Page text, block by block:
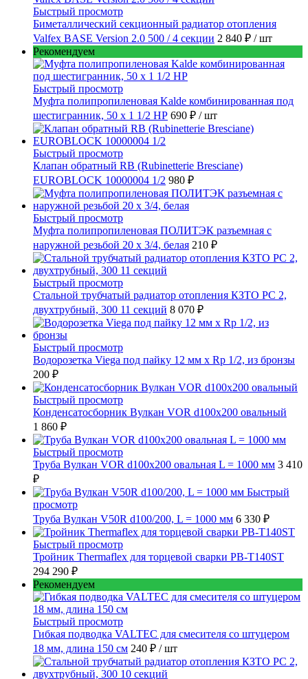
Быстрый просмотр
Биметаллический секционный радиатор отопления
Valfex BASE Version 2.0 500 / 4 секции 2 840 ₽ / шт
Рекомендуем
Быстрый просмотр
Муфта полипропиленовая Kalde комбинированная под
шестигранник, 50 x 1 1/2 НР 690 ₽ / шт
Быстрый просмотр
Клапан обратный RB (Rubinetterie Bresciane)
EUROBLOCK 10000004 1/2 980 ₽
Быстрый просмотр
Муфта полипропиленовая ПОЛИТЭК разъемная с
наружной резьбой 20 x 3/4, белая 210 ₽
Быстрый просмотр
Стальной трубчатый радиатор отопления КЗТО РС 2,
двухтрубный, 300 11 секций 8 070 ₽
Быстрый просмотр
Водорозетка Viega под пайку 12 мм х Rp 1/2, из бронзы
200 ₽
Быстрый просмотр
Конденсатосборник Вулкан VOR d100x200 овальный
1 860 ₽
Быстрый просмотр
Труба Вулкан VOR d100x200 овальная L = 1000 мм 3 410
₽
Быстрый
просмотр
Труба Вулкан V50R d100/200, L = 1000 мм 6 330 ₽
Быстрый просмотр
Тройник Thermaflex для торцевой сварки PB-T140ST
294 290 ₽
Рекомендуем
Быстрый просмотр
Гибкая подводка VALTEC для смесителя со штуцером
18 мм, длина 150 см 240 ₽ / шт